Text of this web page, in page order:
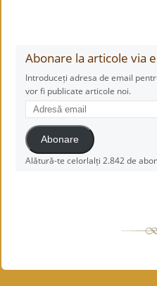
Abonare la articole via
Introduceți adresa de email
vor fi publicate articole noi.
Adresă
email
Abonare
Alătură-te celorlalți 2.842 de